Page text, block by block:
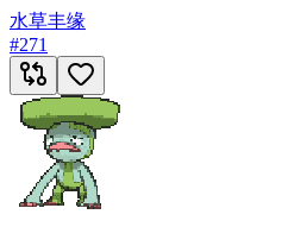
水草丰缘
#271